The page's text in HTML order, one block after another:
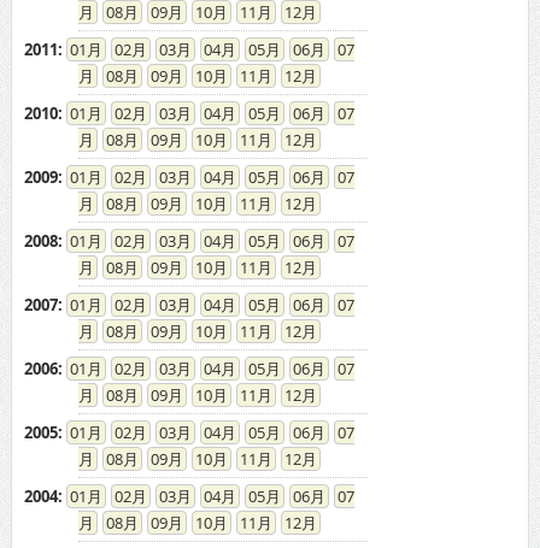
08
09 10 11
12
2011: 01 02 03 04 05 06
07
08
09 10 11
12
2010: 01 02 03 04 05 06
07
08
09 10 11
12
2009: 01 02 03 04 05 06
07
08
09 10 11
12
2008: 01 02 03 04 05 06
07
08
09 10 11
12
2007: 01 02 03 04 05 06
07
08
09 10 11
12
2006: 01 02 03 04 05 06
07
08
09 10 11
12
2005: 01 02 03 04 05 06
07
08
09 10 11
12
2004: 01 02 03 04 05 06
07
08
09 10 11
12